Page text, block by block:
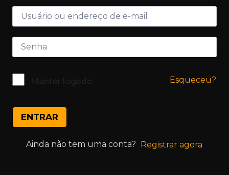
Manter logado Esqueceu?
ENTRAR
Ainda não tem uma conta? Registrar agora